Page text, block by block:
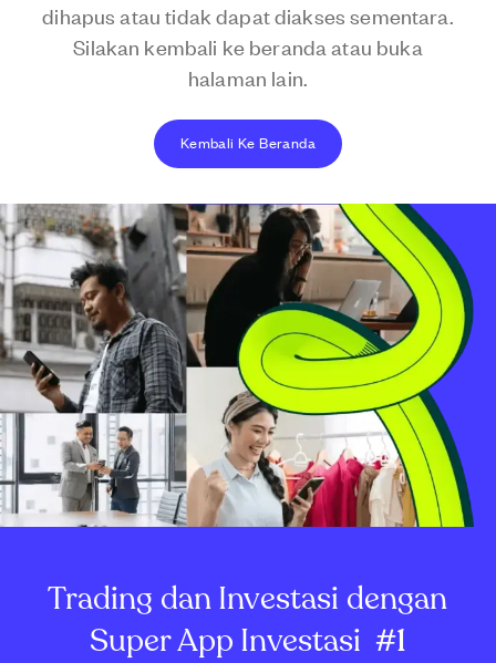
dihapus atau tidak dapat diakses sementara.
Silakan kembali ke beranda atau buka
halaman lain.
Kembali Ke Beranda
Trading dan Investasi dengan
Super App Investasi #1